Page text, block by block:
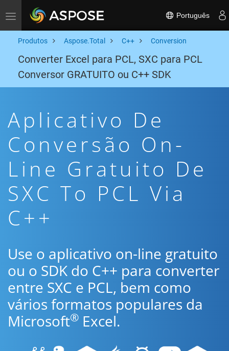
Toggle navigation Português
Produtos Aspose.Total C++ Conversion
Converter Excel para PCL, SXC para PCL
Conversor GRATUITO ou C++ SDK
Aplicativo De
Conversão On-
Line Gratuito De
SXC To PCL Via
C++
Use o aplicativo on-line gratuito
ou o SDK do C++ para converter
entre SXC e PCL, bem como
vários formatos populares da
Microsoft® Excel.